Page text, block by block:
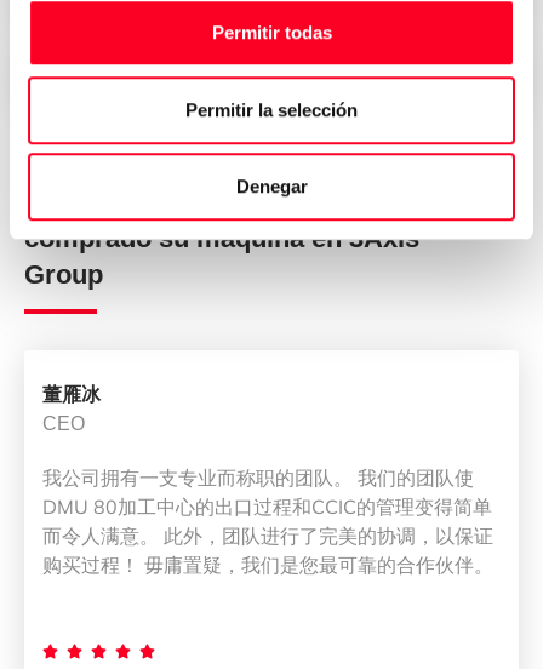
Permitir todas
Permitir la selección
Denegar
Entrega inmediata en todo el mundo
Opiniones de quienes han
comprado su máquina en 3Axis
Group
董雁冰
CEO
我公司拥有一支专业而称职的团队。 我们的团队使
DMU 80加工中心的出口过程和CCIC的管理变得简单
而令人满意。 此外，团队进行了完美的协调，以保证
购买过程！ 毋庸置疑，我们是您最可靠的合作伙伴。
    